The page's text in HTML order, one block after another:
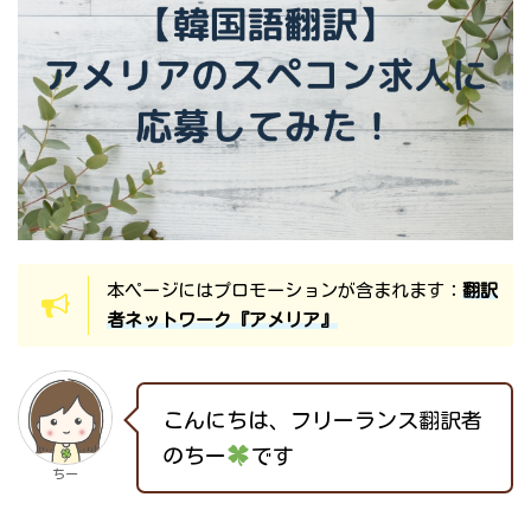
本ページにはプロモーションが含まれます： 翻訳
者ネットワーク『アメリア』
ちー
こんにちは、フリーランス翻訳者
のちー
です